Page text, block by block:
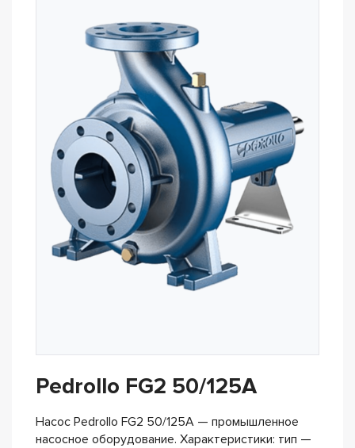
Pedrollo FG2 50/125A
Насос Pedrollo FG2 50/125A — промышленное
насосное оборудование. Характеристики: тип —